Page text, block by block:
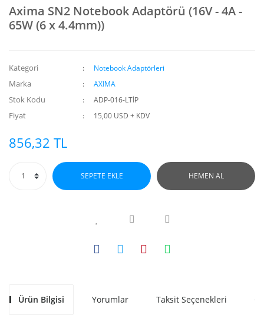
Axima SN2 Notebook Adaptörü (16V - 4A -
65W (6 x 4.4mm))
Kategori Notebook Adaptörleri
Marka AXIMA
Stok Kodu ADP-016-LTİP
Fiyat 15,00 USD + KDV
856,32 TL
SEPETE EKLE HEMEN AL
Ürün Bilgisi Yorumlar Taksit Seçenekleri